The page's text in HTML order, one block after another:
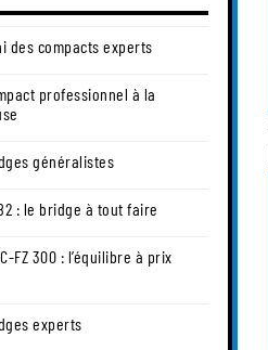
des compacts experts
professionnel à la
généralistes
: le bridge à tout faire
FZ 300 : l’équilibre à prix
experts